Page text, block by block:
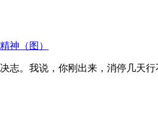
神（图）
志。我说，你刚出来，消停几天